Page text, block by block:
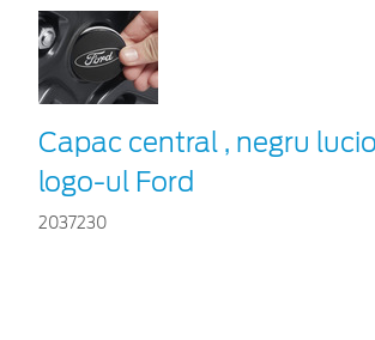
Capac central , negru
logo-ul Ford
2037230